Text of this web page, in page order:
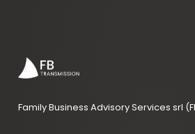
Family Business Advisory Services srl